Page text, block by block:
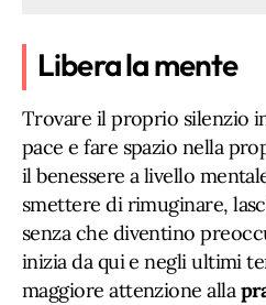
Libera la mente
Trovare il proprio silenzio
pace e fare spazio nella
il benessere a livello
smettere di rimuginare,
senza che diventino
inizia da qui e negli ultimi
maggiore attenzione alla